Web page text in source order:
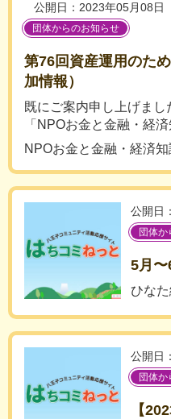
公開日：2023年05月08日
団体からのお知らせ
第76回資産運用のた
加情報）
既にご案内申し上げま
「NPOお金と金融・経
NPOお金と金融・経済
公開日
団体
5月〜
ひな
公開日
団体
【